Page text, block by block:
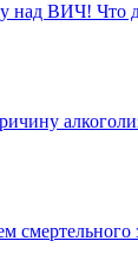
над ВИЧ! Что